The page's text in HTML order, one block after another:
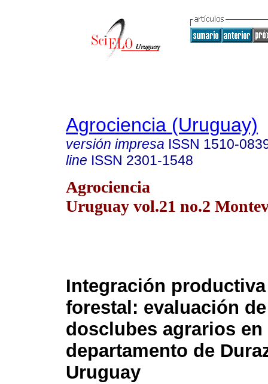
Agrociencia (Uruguay)
versión impresa ISSN 1510-
line ISSN 2301-1548
Agrociencia
Uruguay vol.21 no.2
Integración
forestal: evaluación
dosclubes agrarios en
departamento de
Uruguay